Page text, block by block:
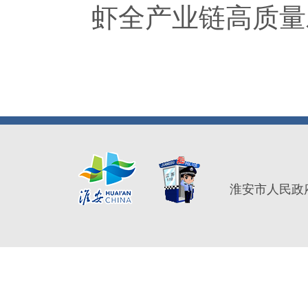
虾全产业链高质
淮安市人民